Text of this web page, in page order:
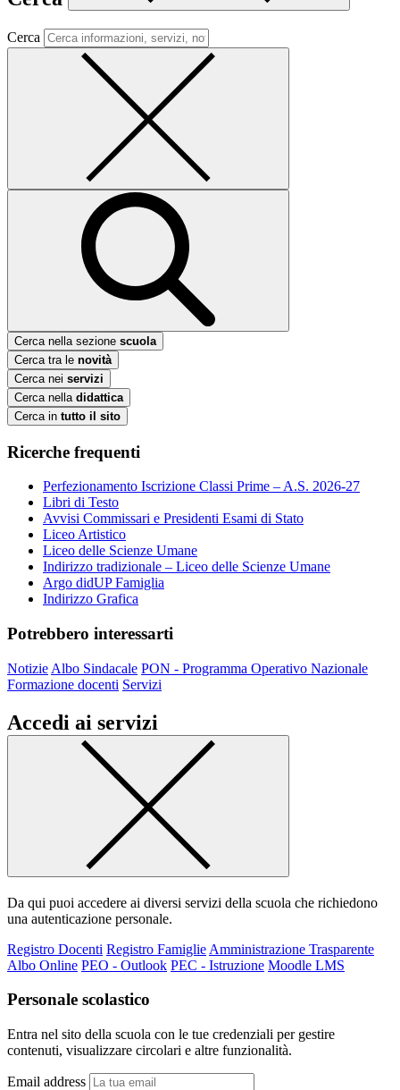
Cerca
Cerca nella sezione scuola
Cerca tra le novità
Cerca nei servizi
Cerca nella didattica
Cerca in tutto il sito
Ricerche frequenti
Perfezionamento Iscrizione Classi Prime – A.S. 2026-27
Libri di Testo
Avvisi Commissari e Presidenti Esami di Stato
Liceo Artistico
Liceo delle Scienze Umane
Indirizzo tradizionale – Liceo delle Scienze Umane
Argo didUP Famiglia
Indirizzo Grafica
Potrebbero interessarti
Notizie Albo Sindacale PON - Programma Operativo Nazionale
Formazione docenti Servizi
Accedi ai servizi
Da qui puoi accedere ai diversi servizi della scuola che richiedono
una autenticazione personale.
Registro Docenti Registro Famiglie Amministrazione Trasparente
Albo Online PEO - Outlook PEC - Istruzione Moodle LMS
Personale scolastico
Entra nel sito della scuola con le tue credenziali per gestire
contenuti, visualizzare circolari e altre funzionalità.
Email address